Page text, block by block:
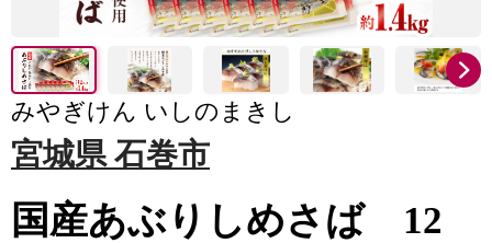
みやぎけん いしのまきし
宮城県 石巻市
国産あぶりしめさば 12